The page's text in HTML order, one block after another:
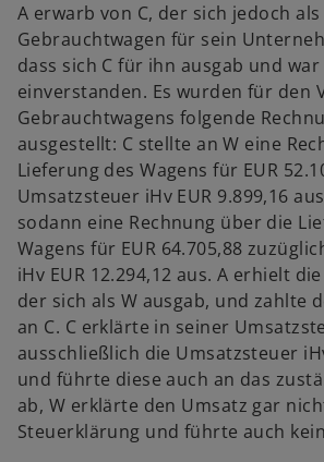
t t
A erwarb von C, der sich jedoch
Gebrauchtwagen für sein
dass sich C für ihn ausgab und
einverstanden. Es wurden für den
Gebrauchtwagens folgende
ausgestellt: C stellte an W eine
Lieferung des Wagens für EUR
Umsatzsteuer iHv EUR 9.899,16
sodann eine Rechnung über die
Wagens für EUR 64.705,88
iHv EUR 12.294,12 aus. A erhielt
der sich als W ausgab, und zahlte
an C. C erklärte in seiner
ausschließlich die Umsatzsteuer
und führte diese auch an das
ab, W erklärte den Umsatz gar
Steuerklärung und führte auch